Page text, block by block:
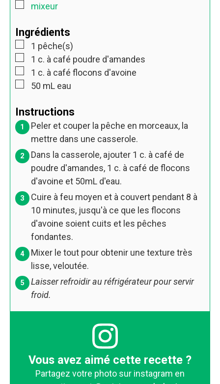
mixeur
Ingrédients
1 pêche(s)
1 c. à café poudre d'amandes
1 c. à café flocons d'avoine
50 mL eau
Instructions
Peler et couper la pêche en morceaux, la
mettre dans une casserole.
Dans la casserole, ajouter 1 c. à café de
poudre d'amandes, 1 c. à café de flocons
d'avoine et 50mL d'eau.
Cuire à feu moyen et à couvert pendant 8 à
10 minutes, jusqu'à ce que les flocons
d'avoine soient cuits et les pêches
fondantes.
Mixer le tout pour obtenir une texture très
lisse, veloutée.
Laisser refroidir au réfrigérateur pour servir
froid.
Vous avez aimé cette recette ?
Partagez votre photo sur instagram en